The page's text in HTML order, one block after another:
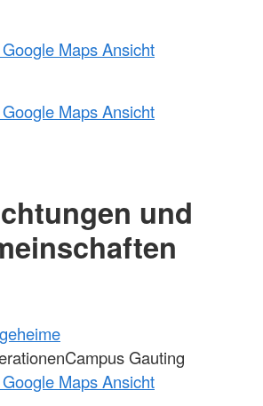
Maps Ansicht
Maps Ansicht
und
Gauting
Maps Ansicht